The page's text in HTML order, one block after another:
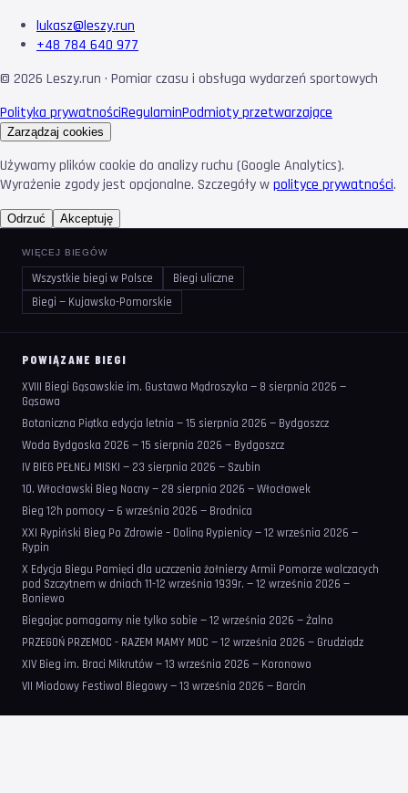
lukasz@leszy.run
+48 784 640 977
© 2026 Leszy.run · Pomiar czasu i obsługa wydarzeń sportowych
Polityka prywatnościRegulaminPodmioty przetwarzające
Zarządzaj cookies
Używamy plików cookie do analizy ruchu (Google Analytics).
Wyrażenie zgody jest opcjonalne. Szczegóły wpolityce prywatności.
Odrzuć Akceptuję
WIĘCEJ BIEGÓW
Wszystkie biegi w Polsce
Biegi uliczne
Biegi — Kujawsko-Pomorskie
POWIĄZANE BIEGI
XVIII Biegi Gąsawskie im. Gustawa Mądroszyka — 8 sierpnia 2026 —
Gąsawa
Botaniczna Piątka edycja letnia — 15 sierpnia 2026 — Bydgoszcz
Woda Bydgoska 2026 — 15 sierpnia 2026 — Bydgoszcz
IV BIEG PEŁNEJ MISKI — 23 sierpnia 2026 — Szubin
10. Włocławski Bieg Nocny — 28 sierpnia 2026 — Włocławek
Bieg 12h pomocy — 6 września 2026 — Brodnica
XXI Rypiński Bieg Po Zdrowie – Doliną Rypienicy — 12 września 2026 —
Rypin
X Edycja Biegu Pamięci dla uczczenia żołnierzy Armii Pomorze walczacych
pod Szczytnem w dniach 11-12 września 1939r. — 12 września 2026 —
Boniewo
Biegając pomagamy nie tylko sobie — 12 września 2026 — Żalno
PRZEGOŃ PRZEMOC - RAZEM MAMY MOC — 12 września 2026 — Grudziądz
XIV Bieg im. Braci Mikrutów — 13 września 2026 — Koronowo
VII Miodowy Festiwal Biegowy — 13 września 2026 — Barcin